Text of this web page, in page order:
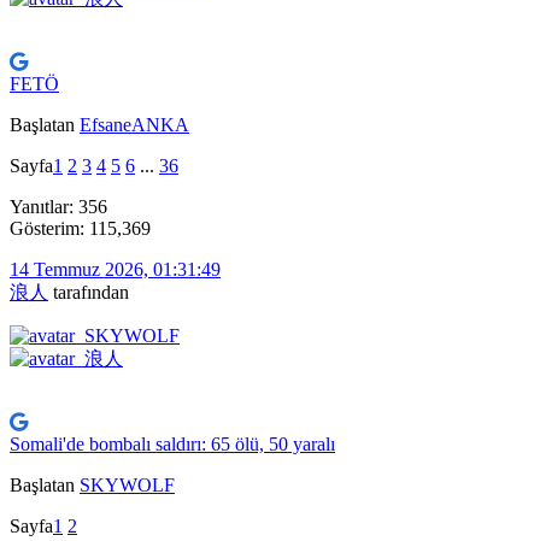
FETÖ
Başlatan EfsaneANKA
Sayfa1 2 3 4 5 6 ... 36
Yanıtlar: 356
Gösterim: 115,369
14 Temmuz 2026, 01:31:49
浪人 tarafından
Somali'de bombalı saldırı: 65 ölü, 50 yaralı
Başlatan SKYWOLF
Sayfa1 2